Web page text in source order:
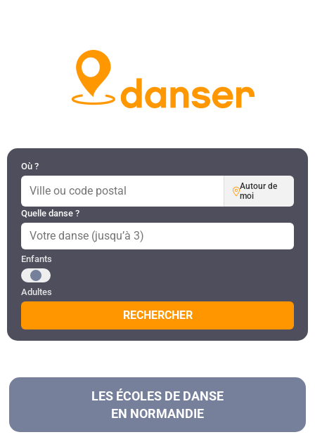
Où ?
Autour de
moi
Quelle danse ?
Public recherché
Enfants
Adultes
RECHERCHER
LES ÉCOLES DE DANSE
EN NORMANDIE